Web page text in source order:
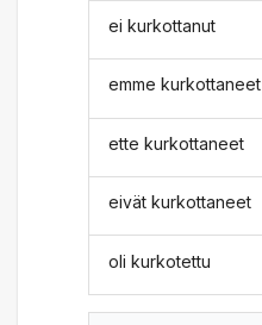
ei kurkottanut
emme kurkottaneet
ette kurkottaneet
eivät kurkottaneet
oli kurkotettu